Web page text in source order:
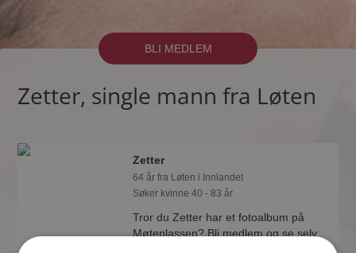
BLI MEDLEM
Zetter, single mann fra Løten
Zetter
64 år fra Løten i Innlandet
Søker kvinne 40 - 83 år
Tror du Zetter har et fotoalbum på
Møteplassen? Bli medlem og se selv.